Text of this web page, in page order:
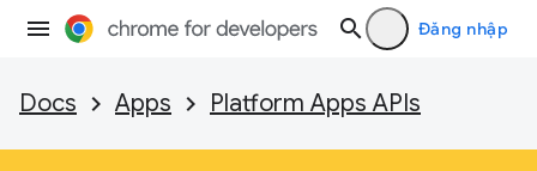
Đăng nhập
Docs Apps Platform Apps APIs